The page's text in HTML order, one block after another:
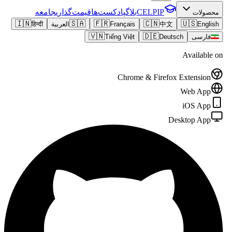
محصولات CELPIPبلاگپادکست‌هاقیمت‌گذاریجامعه
🇺🇸English
🇨🇳中文
🇫🇷Français
🇸🇦 العربية 🇮🇳हिन्दी
فارسی
🇩🇪Deutsch
🇻🇳Tiếng Việt
Available on
Chrome & Firefox Extension
Web App
iOS App
Desktop App